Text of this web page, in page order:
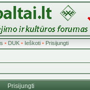
• DUK• Ieškoti• Prisijungti
Prisijungti